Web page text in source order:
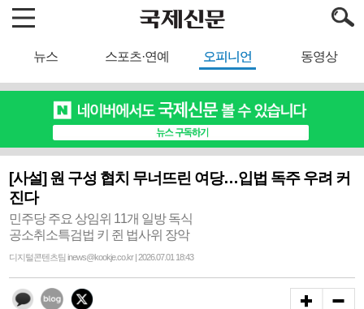
뉴스 스포츠·연예 오피니언 동영상
[사설] 원 구성 협치 무너뜨린 여당…입법 독주 우려 커
진다
민주당 주요 상임위 11개 일방 독식
공소취소특검법 키 쥔 법사위 장악
디지털콘텐츠팀 inews@kookje.co.kr | 2026.07.01 18:43